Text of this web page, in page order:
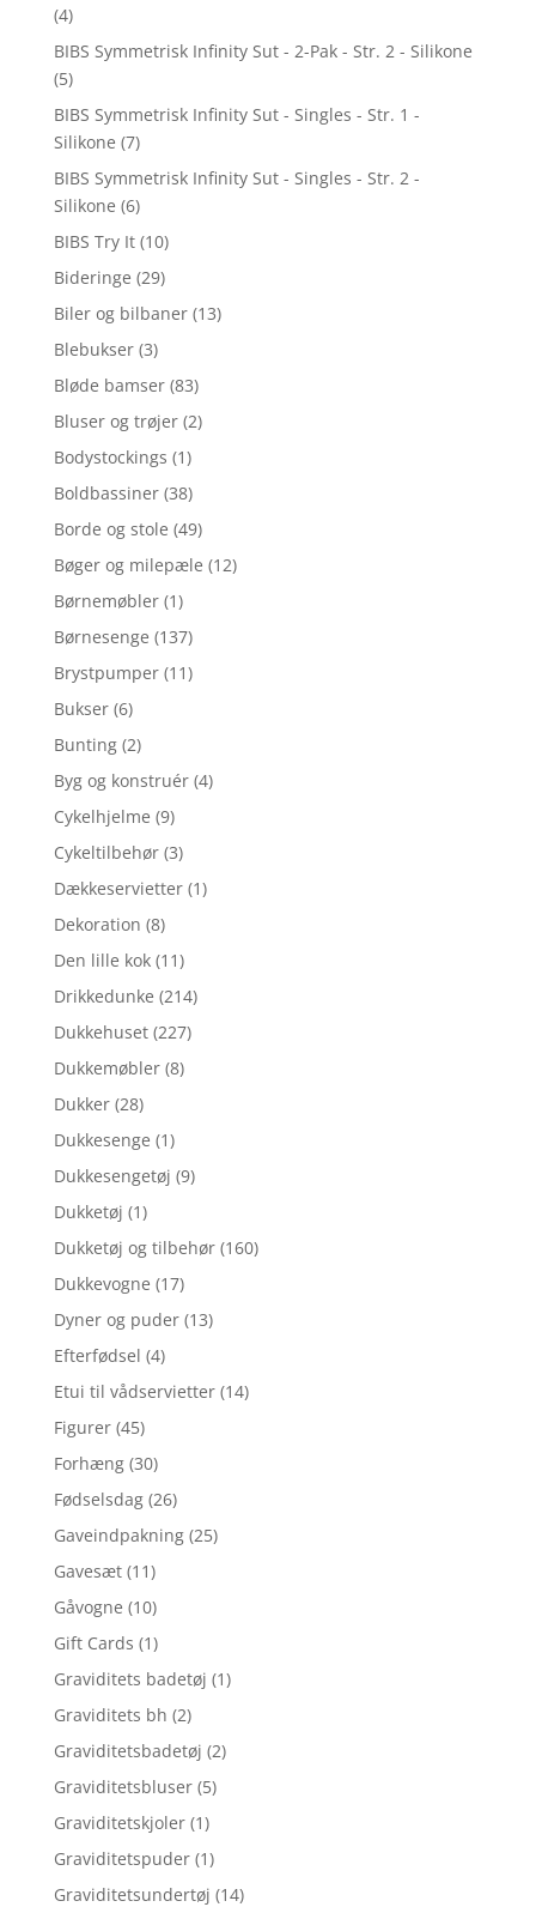
(4)
BIBS Symmetrisk Infinity Sut - 2-Pak - Str. 2 - Silikone
(5)
BIBS Symmetrisk Infinity Sut - Singles - Str. 1 -
Silikone (7)
BIBS Symmetrisk Infinity Sut - Singles - Str. 2 -
Silikone (6)
BIBS Try It (10)
Bideringe (29)
Biler og bilbaner (13)
Blebukser (3)
Bløde bamser (83)
Bluser og trøjer (2)
Bodystockings (1)
Boldbassiner (38)
Borde og stole (49)
Bøger og milepæle (12)
Børnemøbler (1)
Børnesenge (137)
Brystpumper (11)
Bukser (6)
Bunting (2)
Byg og konstruér (4)
Cykelhjelme (9)
Cykeltilbehør (3)
Dækkeservietter (1)
Dekoration (8)
Den lille kok (11)
Drikkedunke (214)
Dukkehuset (227)
Dukkemøbler (8)
Dukker (28)
Dukkesenge (1)
Dukkesengetøj (9)
Dukketøj (1)
Dukketøj og tilbehør (160)
Dukkevogne (17)
Dyner og puder (13)
Efterfødsel (4)
Etui til vådservietter (14)
Figurer (45)
Forhæng (30)
Fødselsdag (26)
Gaveindpakning (25)
Gavesæt (11)
Gåvogne (10)
Gift Cards (1)
Graviditets badetøj (1)
Graviditets bh (2)
Graviditetsbadetøj (2)
Graviditetsbluser (5)
Graviditetskjoler (1)
Graviditetspuder (1)
Graviditetsundertøj (14)